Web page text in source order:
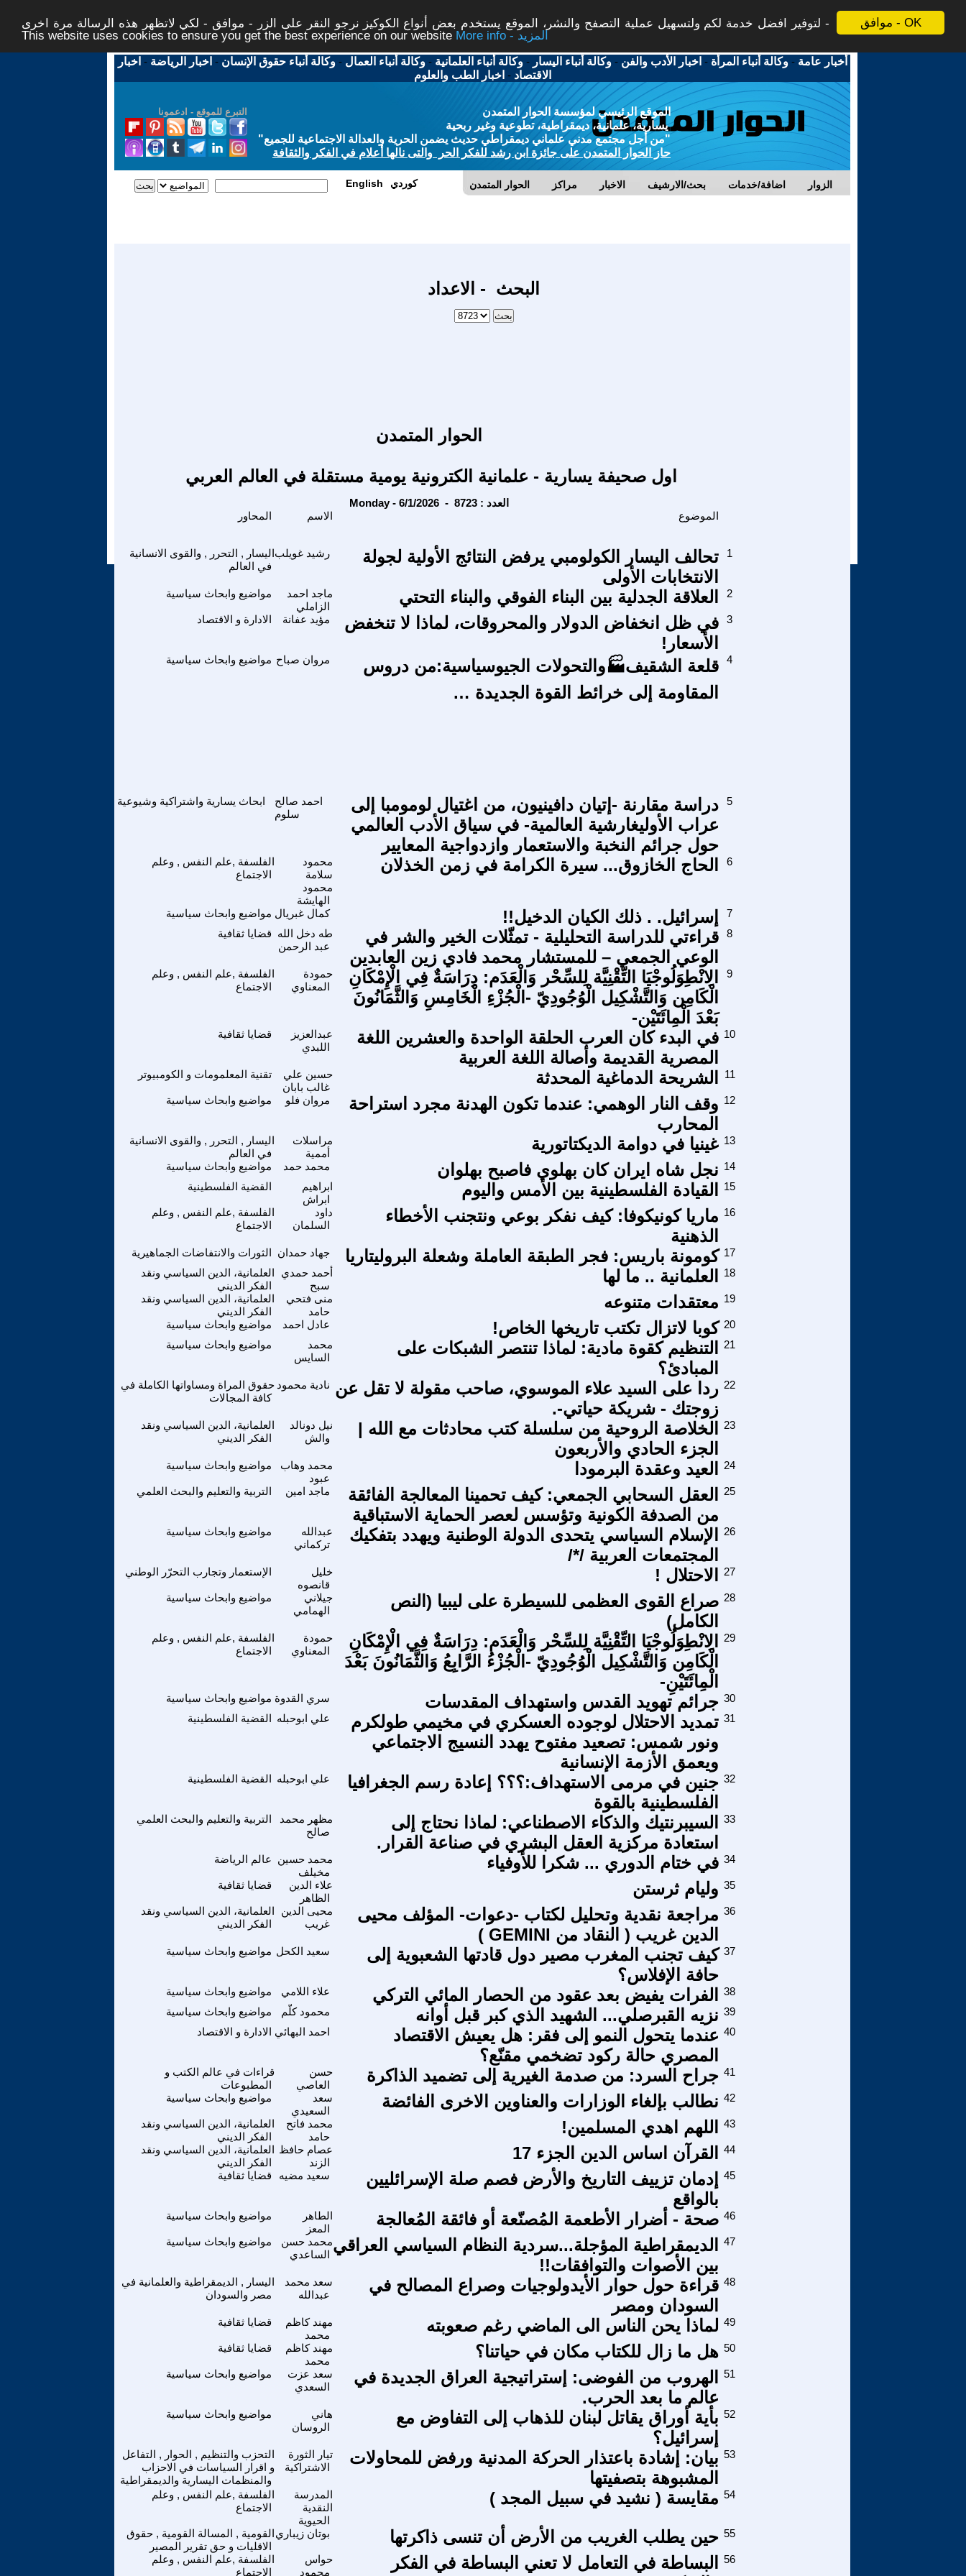
موافق - OK
لتوفير افضل خدمة لكم ولتسهيل عملية التصفح والنشر، الموقع يستخدم بعض أنواع الكوكيز نرجو النقر على الزر - موافق - لكي لاتظهر هذه الرسالة مرة اخرى -
This website uses cookies to ensure you get the best experience on our website
More info - المزيد
أخبار عامة -وكالة أنباء المرأة - اخبار الأدب والفن -وكالة أنباء اليسار -وكالة أنباء العلمانية -وكالة أنباء العمال -وكالة أنباء حقوق الإنسان - اخبار الرياضة - اخبار
الاقتصاد - اخبار الطب والعلوم
التبرع للموقع - ادعمونا
الموقع الرئيسي لمؤسسة الحوار المتمدن
يسارية، علمانية، ديمقراطية، تطوعية وغير ربحية
"من أجل مجتمع مدني علماني ديمقراطي حديث يضمن الحرية والعدالة الاجتماعية للجميع"
حاز الحوار المتمدن على جائزة ابن رشد للفكر الحر والتى نالها أعلام في الفكر والثقافة
الحوار المتمدن مراكز الاخبار بحث/الارشيف اضافة/خدمات الزوار English كوردي
البحث - الاعداد
الحوار المتمدن
اول صحيفة يسارية - علمانية الكترونية يومية مستقلة في العالم العربي
Monday - 6/1/2026 - العدد : 8723
الاسم الموضوع
اليسار , التحرر , والقوى الانسانية
في العالم
رشيد غويلب
تحالف اليسار الكولومبي يرفض النتائج الأولية لجولة
الانتخابات الأولى
1
مواضيع وابحاث سياسية
ماجد احمد
الزاملي
العلاقة الجدلية بين البناء الفوقي والبناء التحتي 2
الادارة و الاقتصاد مؤيد عفانة
في ظل انخفاض الدولار والمحروقات، لماذا لا تنخفض
الأسعار!
3
مواضيع وابحاث سياسية مروان صباح
قلعة الشقيف🏭والتحولات الجيوسياسية:من دروس
المقاومة إلى خرائط القوة الجديدة …
4
ابحاث يسارية واشتراكية وشيوعية
احمد صالح
سلوم
دراسة مقارنة -إتيان دافينيون، من اغتيال لومومبا إلى
عراب الأوليغارشية العالمية- في سياق الأدب العالمي
حول جرائم النخبة والاستعمار وازدواجية المعايير
5
الفلسفة ,علم النفس , وعلم
الاجتماع
محمود
سلامة
محمود
الهايشة
الحاج الخازوق... سيرة الكرامة في زمن الخذلان 6
مواضيع وابحاث سياسية كمال غبريال إسرائيل. . ذلك الكيان الدخيل!!
7
قضايا ثقافية طه دخل الله
عبد الرحمن
قراءتي للدراسة التحليلية - تمثّلات الخير والشر في
الوعي الجمعي – للمستشار محمد فادي زين العابدين
8
الفلسفة ,علم النفس , وعلم
الاجتماع
حمودة
المعناوي
الِانْطِوَلُوجْيَا التِّقْنِيَّة لِلسِّحْر وَالْعَدَم: دِرَاسَةٌ فِي الْإِمْكَانِ
الْكَامِن وَالتَّشْكِيل الْوُجُودِيّ -الْجُزْءِ الْخَامِسِ وَالثَّمَانُونَ
بَعْدَ الْمِائَتَيْن-
9
قضايا ثقافية
عبدالعزيز
اللبدي
في البدء كان العرب الحلقة الواحدة والعشرين اللغة
المصرية القديمة وأصالة اللغة العربية
10
تقنية المعلمومات و الكومبيوتر
حسين علي
غالب بابان
الشريحة الدماغية المحدثة 11
مواضيع وابحاث سياسية مروان فلو
وقف النار الوهمي: عندما تكون الهدنة مجرد استراحة
المحارب
12
اليسار , التحرر , والقوى الانسانية
في العالم
مراسلات
أممية
غينيا في دوامة الديكتاتورية 13
مواضيع وابحاث سياسية محمد حمد نجل شاه ايران كان بهلوي فاصبح بهلوان 14
القضية الفلسطينية
ابراهيم
ابراش
القيادة الفلسطينية بين الأمس واليوم 15
الفلسفة ,علم النفس , وعلم
الاجتماع
داود
السلمان
ماريا كونيكوفا: كيف نفكر بوعي ونتجنب الأخطاء
الذهنية
16
الثورات والانتفاضات الجماهيرية جهاد حمدان كومونة باريس: فجر الطبقة العاملة وشعلة البروليتاريا 17
العلمانية، الدين السياسي ونقد
الفكر الديني
أحمد حمدي
سبح
العلمانية .. ما لها 18
العلمانية، الدين السياسي ونقد
الفكر الديني
منى فتحي
حامد
معتقدات متنوعه 19
مواضيع وابحاث سياسية عادل احمد كوبا لاتزال تكتب تاريخها الخاص! 20
مواضيع وابحاث سياسية
محمد
السايس
التنظيم كقوة مادية: لماذا تنتصر الشبكات على
المبادئ؟
21
حقوق المراة ومساواتها الكاملة في
كافة المجالات
نادية محمود ردا على السيد علاء الموسوي، صاحب مقولة لا تقل عن
زوجتك - شريكة حياتي-.
22
العلمانية، الدين السياسي ونقد
الفكر الديني
نيل دونالد
والش
الخلاصة الروحية من سلسلة كتب محادثات مع الله |
الجزء الحادي والأربعون
23
مواضيع وابحاث سياسية
محمد وهاب
عبود
العيد وعقدة البرمودا 24
التربية والتعليم والبحث العلمي ماجد امين
العقل السحابي الجمعي: كيف تحمينا المعالجة الفائقة
من الصدفة الكونية وتؤسس لعصر الحماية الاستباقية
25
مواضيع وابحاث سياسية
عبدالله
تركماني
الإسلام السياسي يتحدى الدولة الوطنية ويهدد بتفكيك
المجتمعات العربية /*/
26
الإستعمار وتجارب التحرّر الوطني
خليل
قانصوه
الاحتلال ! 27
مواضيع وابحاث سياسية
جيلاني
الهمامي
صراع القوى العظمى للسيطرة على ليبيا (النص
الكامل)
28
الفلسفة ,علم النفس , وعلم
الاجتماع
حمودة
المعناوي
الِانْطِوَلُوجْيَا التِّقْنِيَّة لِلسِّحْر وَالْعَدَم: دِرَاسَةٌ فِي الْإِمْكَانِ
الْكَامِن وَالتَّشْكِيل الْوُجُودِيّ -الْجُزْءُ الرَّابِعُ وَالثَّمَانُونَ بَعْدَ
الْمِائَتَيْنِ-
29
مواضيع وابحاث سياسية سري القدوة جرائم تهويد القدس واستهداف المقدسات 30
القضية الفلسطينية علي ابوحبله
تمديد الاحتلال لوجوده العسكري في مخيمي طولكرم
ونور شمس: تصعيد مفتوح يهدد النسيج الاجتماعي
ويعمق الأزمة الإنسانية
31
القضية الفلسطينية علي ابوحبله
جنين في مرمى الاستهداف:؟؟؟ إعادة رسم الجغرافيا
الفلسطينية بالقوة
32
التربية والتعليم والبحث العلمي
مظهر محمد
صالح
السيبرنتيك والذكاء الاصطناعي: لماذا نحتاج إلى
استعادة مركزية العقل البشري في صناعة القرار.
33
عالم الرياضة محمد حسين
مخيلف
في ختام الدوري ... شكرا للأوفياء 34
قضايا ثقافية
علاء الدين
الظاهر
وليام ثرستن 35
العلمانية، الدين السياسي ونقد
الفكر الديني
محيى الدين
غريب
مراجعة نقدية وتحليل لكتاب -دعوات- المؤلف محيى
الدين غريب ( النقاد من GEMINI )
36
مواضيع وابحاث سياسية سعيد الكحل
كيف تجنب المغرب مصير دول قادتها الشعبوية إلى
حافة الإفلاس؟
37
مواضيع وابحاث سياسية علاء اللامي الفرات يفيض بعد عقود من الحصار المائي التركي
38
مواضيع وابحاث سياسية
محمود كلّم نزيه القبرصلي... الشهيد الذي كبر قبل أوانه 39
الادارة و الاقتصاد احمد البهائي
عندما يتحول النمو إلى فقر: هل يعيش الاقتصاد
المصري حالة ركود تضخمي مقنّع؟
40
قراءات في عالم الكتب و
المطبوعات
حسن
العاصي
جراح السرد: من صدمة الغيرية إلى تضميد الذاكرة 41
مواضيع وابحاث سياسية
سعد
السعيدي
نطالب بإلغاء الوزارات والعناوين الاخرى الفائضة 42
العلمانية، الدين السياسي ونقد
الفكر الديني
محمد فاتح
حامد
اللهم اهدي المسلمين! 43
العلمانية، الدين السياسي ونقد
الفكر الديني
عصام حافظ
الزند
القرآن اساس الدين الجزء 17 44
قضايا ثقافية سعيد مضيه
إدمان تزييف التاريخ والأرض فصم صلة الإسرائليين
بالواقع
45
مواضيع وابحاث سياسية
الطاهر
المعز
صحة - أضرار الأطعمة المُصنّعة أو فائقة المُعالجة 46
مواضيع وابحاث سياسية
محمد حسن
الساعدي الديمقراطية المؤجلة...سردية النظام السياسي العراقي
بين الأصوات والتوافقات!!
47
اليسار , الديمقراطية والعلمانية في
مصر والسودان
سعد محمد
عبدالله
قراءة حول حوار الأيدولوجيات وصراع المصالح في
السودان ومصر
48
قضايا ثقافية
مهند كاظم
محمد
لماذا يحن الناس الى الماضي رغم صعوبته 49
قضايا ثقافية
مهند كاظم
محمد
هل ما زال للكتاب مكان في حياتنا؟ 50
مواضيع وابحاث سياسية
سعد عزت
السعدي
الهروب من الفوضى: إستراتيجية العراق الجديدة في
عالم ما بعد الحرب.
51
مواضيع وابحاث سياسية
هاني
الروسان
بأية أوراق يقاتل لبنان للذهاب إلى التفاوض مع
إسرائيل؟
52
التحزب والتنظيم , الحوار , التفاعل
و اقرار السياسات في الاحزاب
والمنظمات اليسارية والديمقراطية
تيار الثورة
الاشتراكية
بيان: إشادة باعتذار الحركة المدنية ورفض للمحاولات
المشبوهة بتصفيتها
53
الفلسفة ,علم النفس , وعلم
الاجتماع
المدرسة
النقدية
الحيوية
مقايسة ( نشيد في سبيل المجد ) 54
القومية , المسالة القومية , حقوق
الاقليات و حق تقرير المصير
بوتان زيباري حين يطلب الغريب من الأرض أن تنسى ذاكرتها 55
الفلسفة ,علم النفس , وعلم
الاجتماع
حواس
محمود
البساطة في التعامل لا تعني البساطة في الفكر
56